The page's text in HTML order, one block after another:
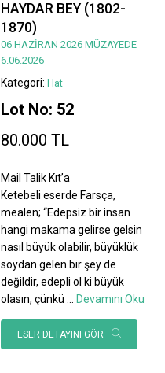
HAYDAR BEY (1802-
1870)
06 HAZİRAN 2026 MÜZAYEDE
6.06.2026
Kategori: Hat
Lot No: 52
80.000 TL
Mail Talik Kıt’a
Ketebeli eserde Farsça,
mealen; “Edepsiz bir insan
hangi makama gelirse gelsin
nasıl büyük olabilir, büyüklük
soydan gelen bir şey de
değildir, edepli ol ki büyük
olasın, çünkü ... Devamını Oku
ESER DETAYINI GÖR